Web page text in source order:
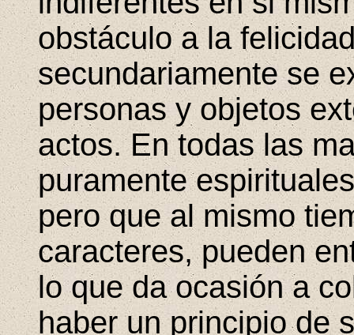
obstáculo a la
secundariamente se
personas y objetos
actos. En todas las
puramente
pero que al mismo
caracteres, pueden
lo que da ocasión a
haber un principio de